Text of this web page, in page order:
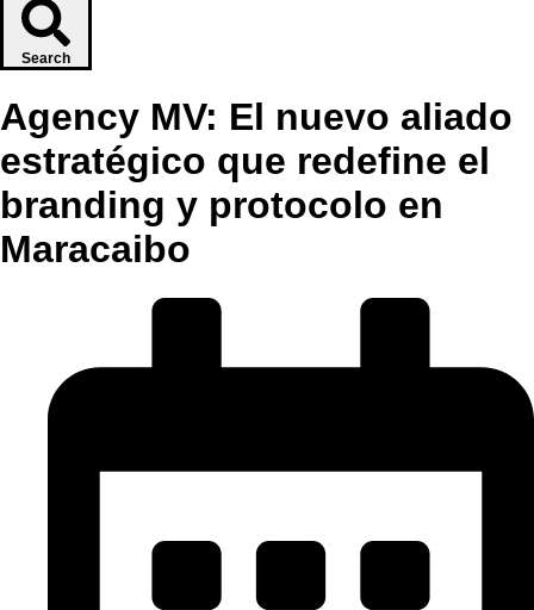
Search
Agency MV: El nuevo aliado
estratégico que redefine el
branding y protocolo en
Maracaibo